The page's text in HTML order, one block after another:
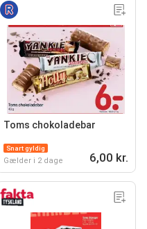
Toms chokoladebar
Snart gyldig
Gælder i 2 dage 6,00 kr.